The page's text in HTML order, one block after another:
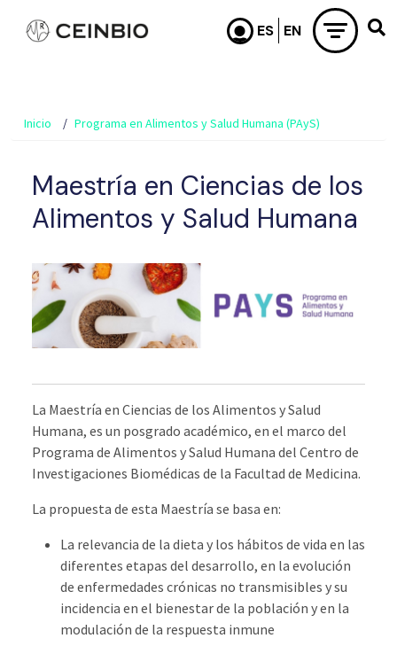
Pasar al contenido principal
Inicio Programa en Alimentos y Salud Humana (PAyS)
Maestría en Ciencias de los
Alimentos y Salud Humana
La Maestría en Ciencias de los Alimentos y Salud
Humana, es un posgrado académico, en el marco del
Programa de Alimentos y Salud Humana del Centro de
Investigaciones Biomédicas de la Facultad de Medicina.
La propuesta de esta Maestría se basa en:
La relevancia de la dieta y los hábitos de vida en las
diferentes etapas del desarrollo, en la evolución
de enfermedades crónicas no transmisibles y su
incidencia en el bienestar de la población y en la
modulación de la respuesta inmune